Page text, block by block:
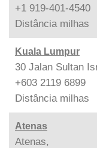
+1 919-401-4540
Distância milhas
Kuala Lumpur
30 Jalan Sultan
+603 2119 6899
Distância milhas
Atenas
Atenas,